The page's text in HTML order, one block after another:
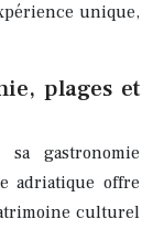
unique,
plages et
sa gastronomie
adriatique offre
culturel